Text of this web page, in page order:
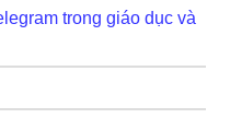
trong giáo dục và